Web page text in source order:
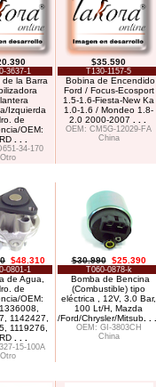
3637-1
de la Barra
Izquierda
de
OEM:
34-170
Otro
$35.590
T130-1157-5
Bobina de Encendido
Ford / Focus-Ecosport
1.5-1.6-Fiesta-New Ka
1.0-1.6 / Mondeo 1.8-
2.0 2000-2007
OEM: CM5G-12029-FA
China
$48.310
0801-1
de Agua,
de
OEM:
1142427,
1119276,
15-100A
Otro
$30.990 $25.390
T060-0878-k
Bomba de Bencina
(Combustible) tipo
eléctrica , 12V, 3.0 Bar,
100 Lt/H, Mazda
/Ford/Chrysler/Mitsub
OEM: GI-3803CH
China